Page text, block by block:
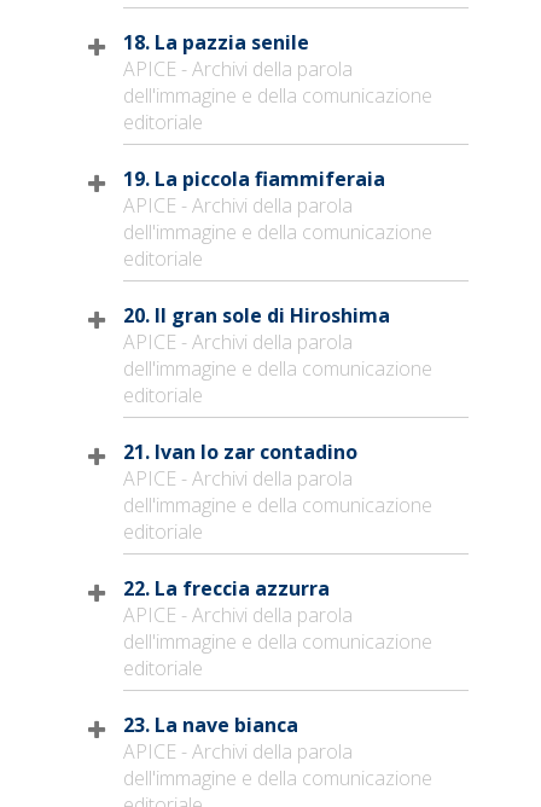
18. La pazzia senile
APICE - Archivi della parola
dell'immagine e della comunicazione
editoriale
19. La piccola fiammiferaia
APICE - Archivi della parola
dell'immagine e della comunicazione
editoriale
20. Il gran sole di Hiroshima
APICE - Archivi della parola
dell'immagine e della comunicazione
editoriale
21. Ivan lo zar contadino
APICE - Archivi della parola
dell'immagine e della comunicazione
editoriale
22. La freccia azzurra
APICE - Archivi della parola
dell'immagine e della comunicazione
editoriale
23. La nave bianca
APICE - Archivi della parola
dell'immagine e della comunicazione